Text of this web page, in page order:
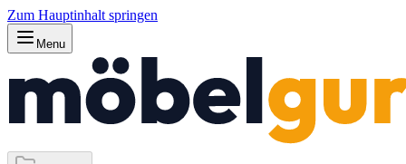
Zum Hauptinhalt springen
Menu